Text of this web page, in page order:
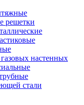
решетки
настенных
стали